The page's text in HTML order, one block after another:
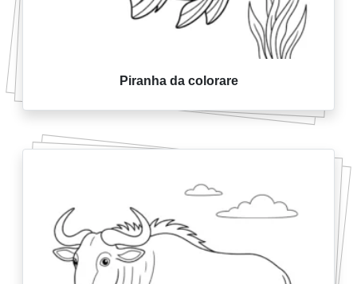
Piranha da colorare